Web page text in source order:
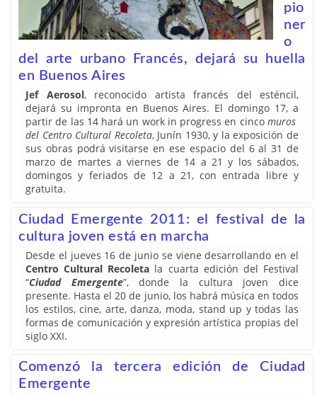
pio
ner
o
del arte urbano Francés, dejará su huella
en Buenos Aires
Jef Aerosol, reconocido artista francés del esténcil,
dejará su impronta en Buenos Aires. El domingo 17, a
partir de las 14 hará un work in progress en cinco muros
del Centro Cultural Recoleta, Junín 1930, y la exposición de
sus obras podrá visitarse en ese espacio del 6 al 31 de
marzo de martes a viernes de 14 a 21 y los sábados,
domingos y feriados de 12 a 21, con entrada libre y
gratuita.
Ciudad Emergente 2011: el festival de la
cultura joven está en marcha
Desde el jueves 16 de junio se viene desarrollando en el
Centro Cultural Recoleta la cuarta edición del Festival
“Ciudad Emergente”, donde la cultura joven dice
presente. Hasta el 20 de junio, los habrá música en todos
los estilos, cine, arte, danza, moda, stand up y todas las
formas de comunicación y expresión artística propias del
siglo XXI.
Comenzó la tercera edición de Ciudad
Emergente